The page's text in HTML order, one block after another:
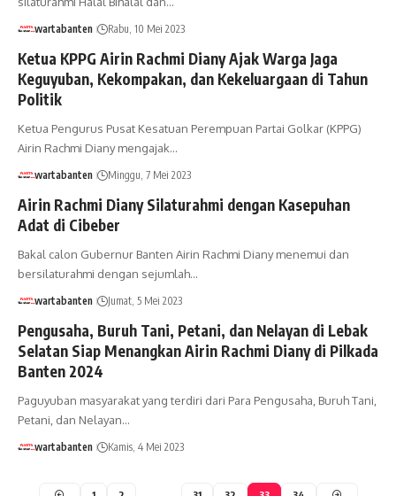
wartabanten Rabu, 10 Mei 2023
Ketua KPPG Airin Rachmi Diany Ajak Warga Jaga
Keguyuban, Kekompakan, dan Kekeluargaan di Tahun
Politik
Ketua Pengurus Pusat Kesatuan Perempuan Partai Golkar (KPPG)
Airin Rachmi Diany mengajak…
wartabanten Minggu, 7 Mei 2023
Airin Rachmi Diany Silaturahmi dengan Kasepuhan
Adat di Cibeber
Bakal calon Gubernur Banten Airin Rachmi Diany menemui dan
bersilaturahmi dengan sejumlah…
wartabanten Jumat, 5 Mei 2023
Pengusaha, Buruh Tani, Petani, dan Nelayan di Lebak
Selatan Siap Menangkan Airin Rachmi Diany di Pilkada
Banten 2024
Paguyuban masyarakat yang terdiri dari Para Pengusaha, Buruh Tani,
Petani, dan Nelayan…
wartabanten Kamis, 4 Mei 2023